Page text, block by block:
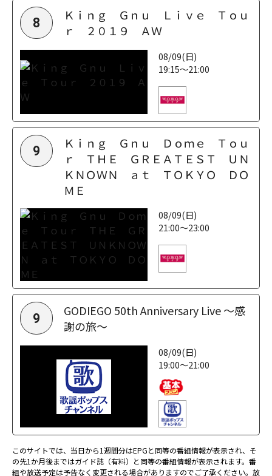
8
Ｋｉｎｇ Ｇｎｕ Ｌｉｖｅ Ｔｏｕ
ｒ ２０１９ ＡＷ
08/09(日)
19:15～21:00
9
Ｋｉｎｇ Ｇｎｕ Ｄｏｍｅ Ｔｏｕ
ｒ ＴＨＥ ＧＲＥＡＴＥＳＴ ＵＮ
ＫＮＯＷＮ ａｔ ＴＯＫＹＯ ＤＯ
ＭＥ
08/09(日)
21:00～23:00
9
GODIEGO 50th Anniversary Live ～感
謝の旅～
08/09(日)
19:00～21:00
このサイトでは、当日から1週間分はEPGと同等の番組情報が表示され、そ
の先1か月後まではガイド誌（有料）と同等の番組情報が表示されます。番
組や放送予定は予告なく変更される場合がありますのでご了承ください。放